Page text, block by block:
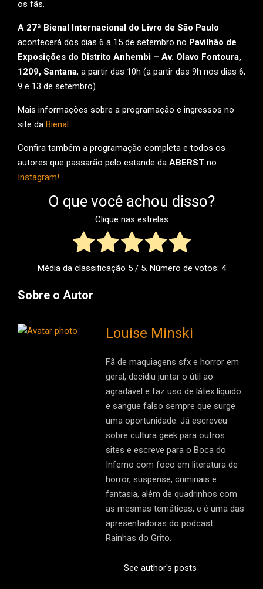
os fãs.
A 27ª Bienal Internacional do Livro de São Paulo
acontecerá dos dias 6 a 15 de setembro no Pavilhão de
Exposições do Distrito Anhembi – Av. Olavo Fontoura,
1209, Santana, a partir das 10h (a partir das 9h nos dias 6,
9 e 13 de setembro).
Mais informações sobre a programação e ingressos no
site da Bienal.
Confira também a programação completa e todos os
autores que passarão pelo estande da ABERST no
Instagram!
O que você achou disso?
Clique nas estrelas
Média da classificação 5/ 5. Número de votos: 4
Sobre o Autor
Louise Minski
Fã de maquiagens sfx e horror em
geral, decidiu juntar o útil ao
agradável e faz uso de látex líquido
e sangue falso sempre que surge
uma oportunidade. Já escreveu
sobre cultura geek para outros
sites e escreve para o Boca do
Inferno com foco em literatura de
horror, suspense, criminais e
fantasia, além de quadrinhos com
as mesmas temáticas, e é uma das
apresentadoras do podcast
Rainhas do Grito.
See author's posts